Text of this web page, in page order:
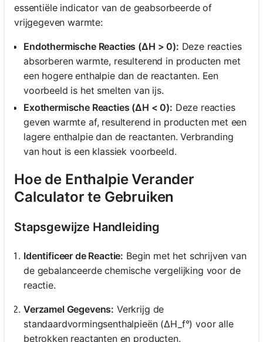
essentiële indicator van de geabsorbeerde of
vrijgegeven warmte:
Endothermische Reacties (ΔH > 0): Deze reacties
absorberen warmte, resulterend in producten met
een hogere enthalpie dan de reactanten. Een
voorbeeld is het smelten van ijs.
Exothermische Reacties (ΔH < 0): Deze reacties
geven warmte af, resulterend in producten met een
lagere enthalpie dan de reactanten. Verbranding
van hout is een klassiek voorbeeld.
Hoe de Enthalpie Verander
Calculator te Gebruiken
Stapsgewijze Handleiding
Identificeer de Reactie: Begin met het schrijven van
de gebalanceerde chemische vergelijking voor de
reactie.
Verzamel Gegevens: Verkrijg de
standaardvormingsenthalpieën (ΔH_f°) voor alle
betrokken reactanten en producten.